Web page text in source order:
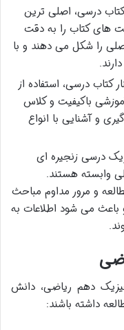
درسی، اصلی ترین
های کتاب را به دقت
را شکل می دهند و با
کتاب درسی، استفاده از
باکیفیت و کلاس
و آشنایی با انواع
درسی زنجیره ای
وابسته هستند.
و مرور مداوم مباحث
باعث می شود اطلاعات به
دهم ریاضی، دانش
داشته باشند: